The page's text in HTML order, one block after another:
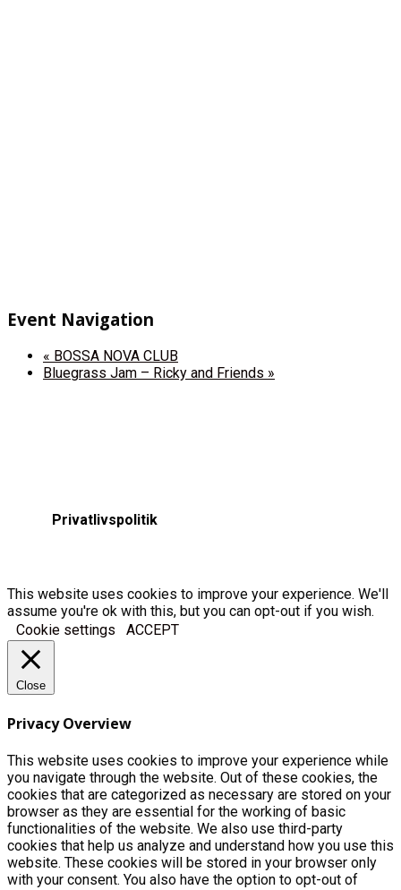
Event Navigation
« BOSSA NOVA CLUB
Bluegrass Jam – Ricky and Friends »
Privatlivspolitik
This website uses cookies to improve your experience. We'll
assume you're ok with this, but you can opt-out if you wish.
Cookie settings
ACCEPT
Close
Privacy Overview
This website uses cookies to improve your experience while
you navigate through the website. Out of these cookies, the
cookies that are categorized as necessary are stored on your
browser as they are essential for the working of basic
functionalities of the website. We also use third-party
cookies that help us analyze and understand how you use this
website. These cookies will be stored in your browser only
with your consent. You also have the option to opt-out of